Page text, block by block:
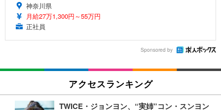
神奈川県
月給27万1,300円～55万円
正社員
Sponsored by
アクセスランキング
TWICE・ジョンヨン、“実姉”コン・スンヨン